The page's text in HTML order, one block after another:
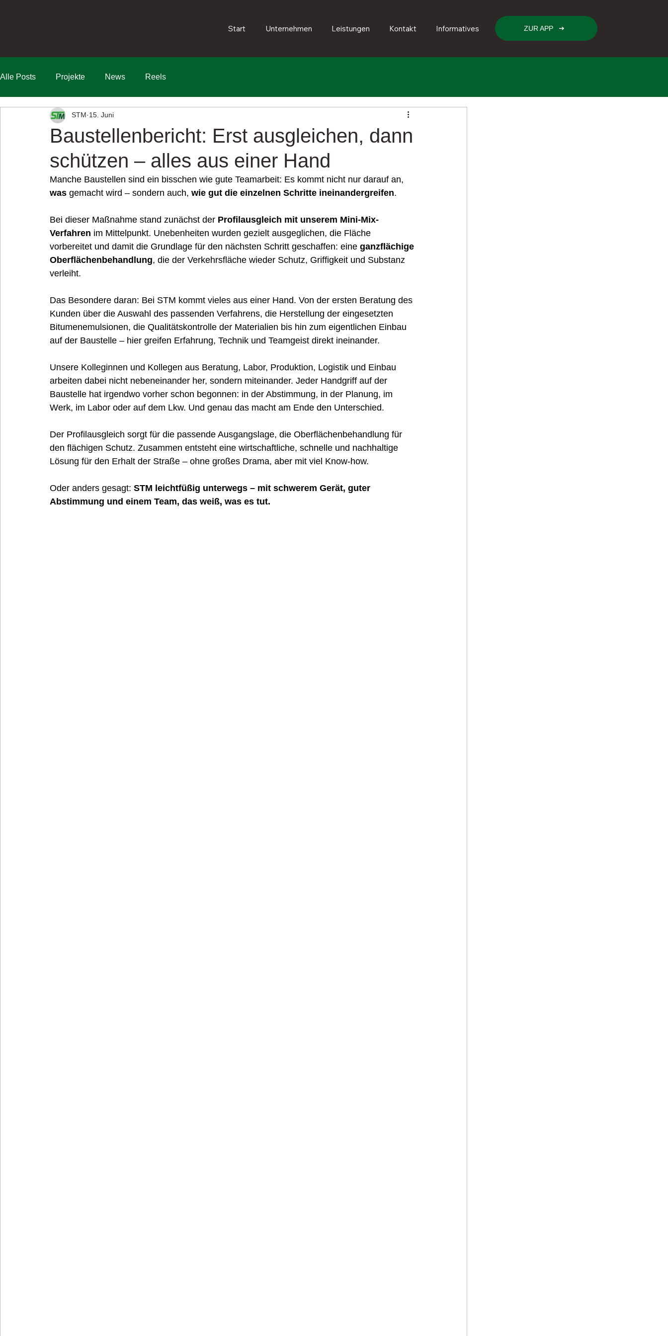
Start Unternehmen Leistungen Kontakt Informatives ZUR APP
Alle Posts Projekte News Reels
Baustellenbericht: Erst ausgleichen, dann
schützen – alles aus einer Hand
STM 15. Juni
Manche Baustellen sind ein bisschen wie gute Teamarbeit: Es kommt nicht nur darauf an,
was gemacht wird – sondern auch, wie gut die einzelnen Schritte ineinandergreifen.
Bei dieser Maßnahme stand zunächst der Profilausgleich mit unserem Mini-Mix-
Verfahren im Mittelpunkt. Unebenheiten wurden gezielt ausgeglichen, die Fläche
vorbereitet und damit die Grundlage für den nächsten Schritt geschaffen: eine ganzflächige
Oberflächenbehandlung, die der Verkehrsfläche wieder Schutz, Griffigkeit und Substanz
verleiht.
Das Besondere daran: Bei STM kommt vieles aus einer Hand. Von der ersten Beratung des
Kunden über die Auswahl des passenden Verfahrens, die Herstellung der eingesetzten
Bitumenemulsionen, die Qualitätskontrolle der Materialien bis hin zum eigentlichen Einbau
auf der Baustelle – hier greifen Erfahrung, Technik und Teamgeist direkt ineinander.
Unsere Kolleginnen und Kollegen aus Beratung, Labor, Produktion, Logistik und Einbau
arbeiten dabei nicht nebeneinander her, sondern miteinander. Jeder Handgriff auf der
Baustelle hat irgendwo vorher schon begonnen: in der Abstimmung, in der Planung, im
Werk, im Labor oder auf dem Lkw. Und genau das macht am Ende den Unterschied.
Der Profilausgleich sorgt für die passende Ausgangslage, die Oberflächenbehandlung für
den flächigen Schutz. Zusammen entsteht eine wirtschaftliche, schnelle und nachhaltige
Lösung für den Erhalt der Straße – ohne großes Drama, aber mit viel Know-how.
Oder anders gesagt: STM leichtfüßig unterwegs – mit schwerem Gerät, guter
Abstimmung und einem Team, das weiß, was es tut.